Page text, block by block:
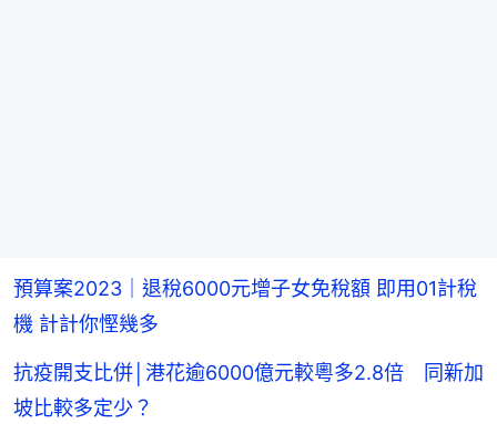
預算案2023｜退稅6000元增子女免稅額 即用01計稅
機 計計你慳幾多
抗疫開支比併│港花逾6000億元較粵多2.8倍 同新加
坡比較多定少？